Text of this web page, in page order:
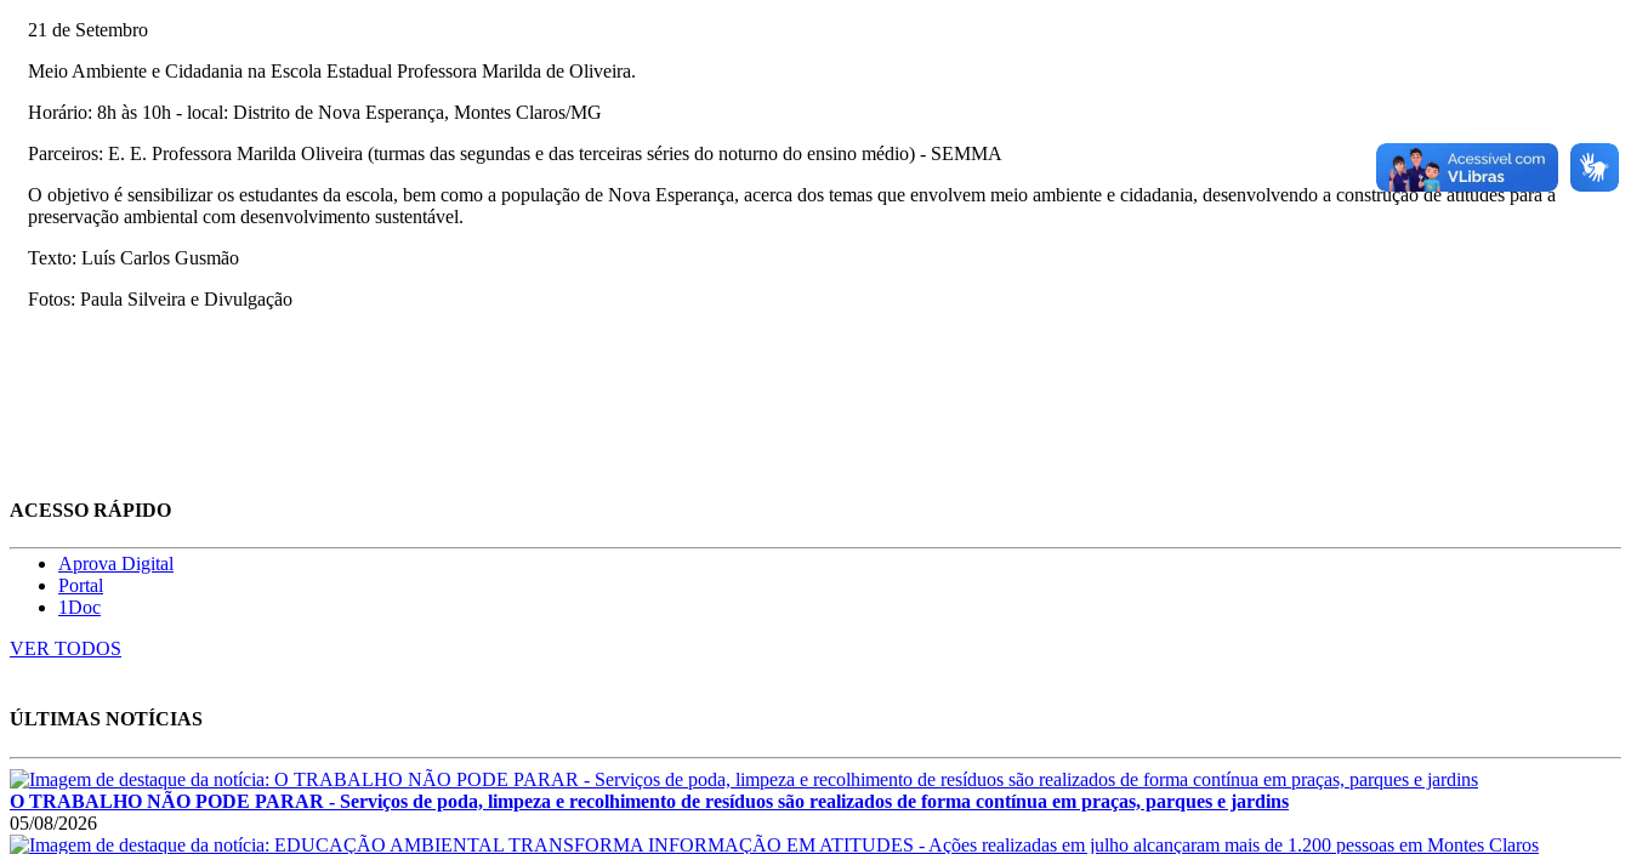
21 de Setembro
Meio Ambiente e Cidadania na Escola Estadual Professora Marilda de Oliveira.
Horário: 8h às 10h - local: Distrito de Nova Esperança, Montes Claros/MG
Parceiros: E. E. Professora Marilda Oliveira (turmas das segundas e das terceiras séries do noturno do ensino médio) - SEMMA
O objetivo é sensibilizar os estudantes da escola, bem como a população de Nova Esperança, acerca dos temas que envolvem meio ambiente e cidadania, desenvolvendo a construção de atitudes para a
preservação ambiental com desenvolvimento sustentável.
Texto: Luís Carlos Gusmão
Fotos: Paula Silveira e Divulgação
ACESSO RÁPIDO
Aprova Digital
Portal
1Doc
VER TODOS
ÚLTIMAS NOTÍCIAS
O TRABALHO NÃO PODE PARAR - Serviços de poda, limpeza e recolhimento de resíduos são realizados de forma contínua em praças, parques e jardins
05/08/2026